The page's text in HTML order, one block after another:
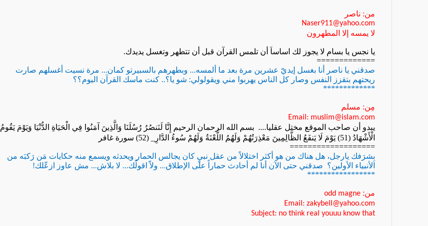
من: ناصر
Naser911@yahoo.com
لا يمسه إلا المطهرون
يا نجس يا بسام لا يجوز لك اساساَ أن تلمس القرآن قبل أن تتطهر وتغسل يديدك.
=============
صدقني يا ناصر أنا بغسل إيديّ عشرين مرة بعد ما ألمسه... وبطهرهم بالسبيرتو كمان... مرة نسيت أغسلهم صارت
ريحتهم بتقزز النفس وصار كل الناس يهربوا مني ويقولولي: شو يا؟.. كنت ماسك القرآن اليوم؟؟
*************
مِن: مسلم
Email: muslim@islam.com
يبدو أن صاحب الموقع مختل عقليا.... بسم الله الرحمان الرحيم إِنَّا لَنَنصُرُ رُسُلَنَا وَالَّذِينَ آمَنُوا فِي الْحَيَاةِ الدُّنْيَا وَيَوْمَ يَقُومُ
الْأَشْهَادُ (51) يَوْمَ لَا يَنفَعُ الظَّالِمِينَ مَعْذِرَتُهُمْ وَلَهُمُ اللَّعْنَةُ وَلَهُمْ سُوءُ الدَّارِ_ (52) سورة غافر
===================
بِشرَفك يارجل، هل هناك من هو أكثر اختلالاً من عقل نبيٍ كان يجالس الحمار ويحدثه ويسمع منه حكايات مَن رَكبَه من
الأنبياء الأولين؟ صدقني حتى الآن أنا لم أحادث حماراً على الإطلاق... ولاّ اقولّك... لا بلاش... مش عاوز ازعّلك!
*****************
من: odd magne
Email: zakybell@yahoo.com
Subject: no think real youuu know that